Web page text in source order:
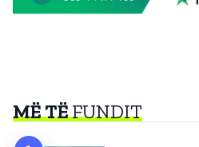
MË TËFUNDIT